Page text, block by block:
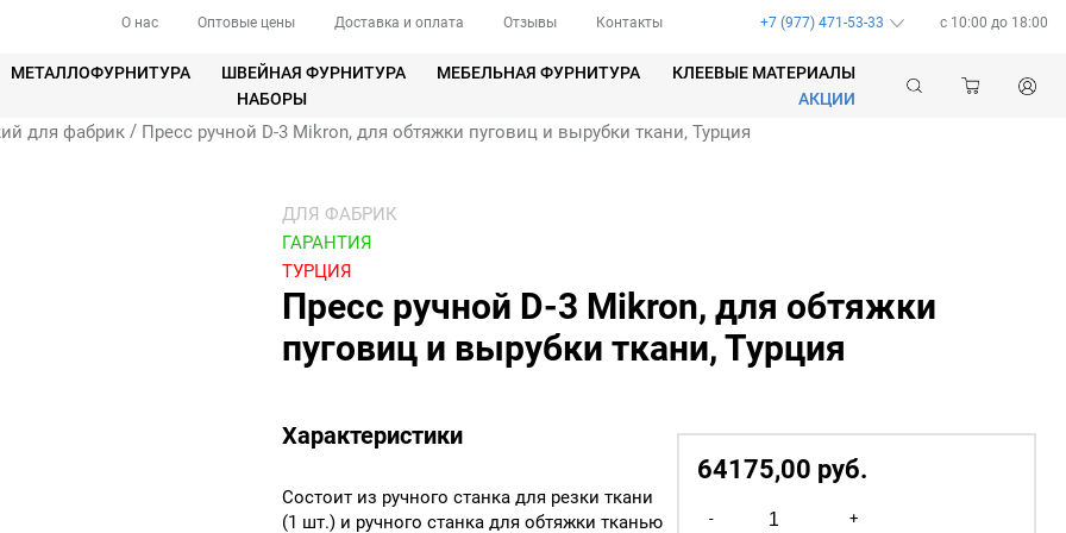
О нас Оптовые цены Доставка и оплата Отзывы Контакты +7 (977) 471-53-33 c 10:00 до 18:00
МЕТАЛЛОФУРНИТУРА ШВЕЙНАЯ ФУРНИТУРА МЕБЕЛЬНАЯ ФУРНИТУРА
КЛЕЕВЫЕ МАТЕРИАЛЫ
НАБОРЫ
АКЦИИ
для фабрик / Пресс ручной D-3 Mikron, для обтяжки пуговиц и вырубки ткани, Турция
ДЛЯ ФАБРИК
ГАРАНТИЯ
ТУРЦИЯ
Пресс ручной D-3 Mikron, для обтяжки
пуговиц и вырубки ткани, Турция
Характеристики
Состоит из ручного станка для резки ткани
(1 шт.) и ручного станка для обтяжки тканью
64175,00 руб.
- +